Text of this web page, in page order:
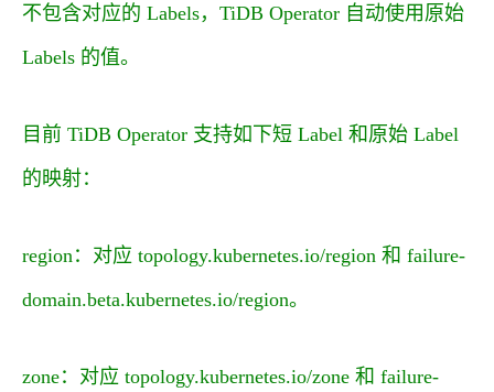
不包含对应的 Labels，TiDB Operator 自动使用原始
Labels 的值。
目前 TiDB Operator 支持如下短 Label 和原始 Label
的映射：
region：对应 topology.kubernetes.io/region 和 failure-
domain.beta.kubernetes.io/region。
zone：对应 topology.kubernetes.io/zone 和 failure-